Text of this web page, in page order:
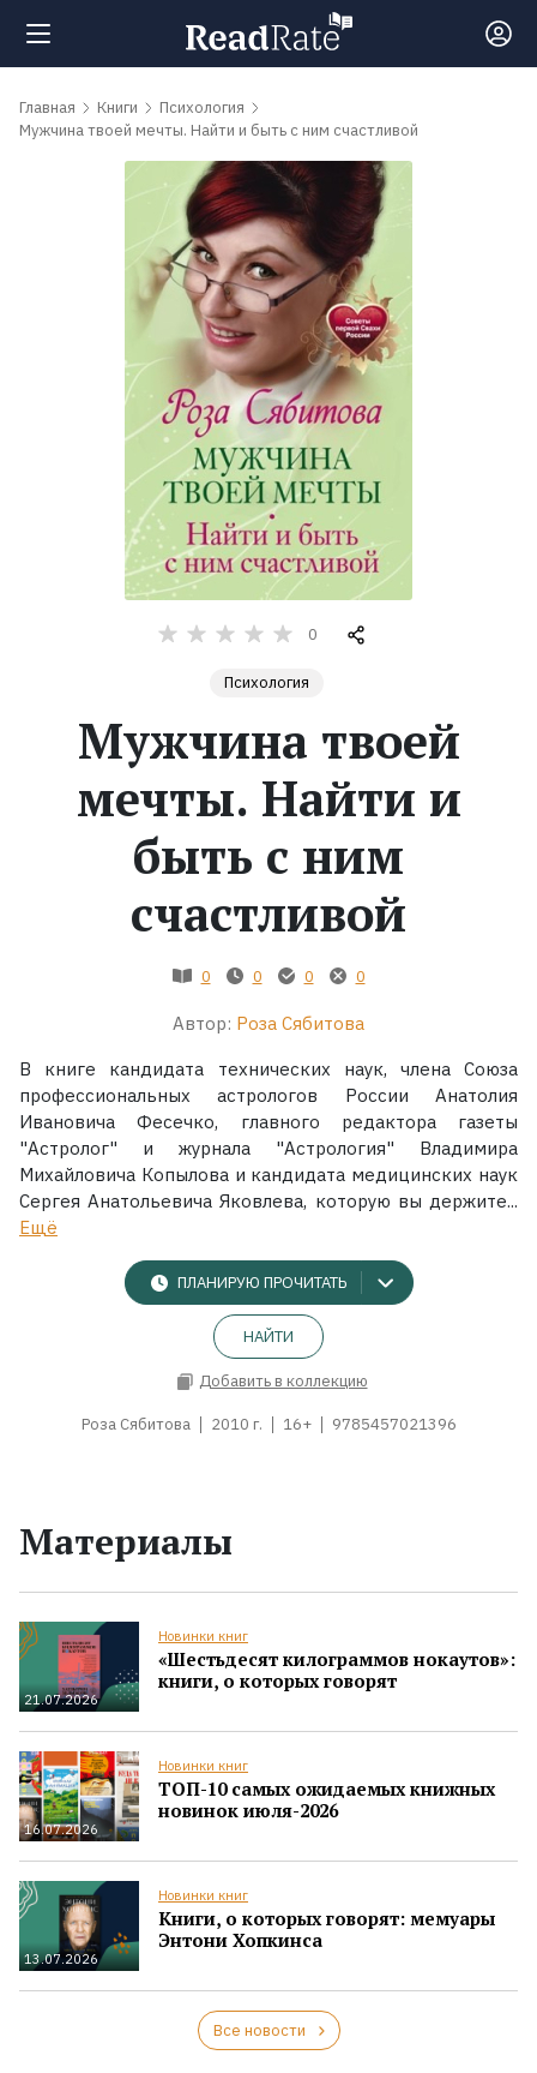
Поиск
обсуждаемые
Экранизации
Коллекции
Главная Книги
Психология
Мужчина твоей мечты. Найти и быть с ним счастливой
0
Психология
Мужчина твоей
мечты. Найти и
быть с ним
счастливой
0 0 0 0
Автор: Роза Сябитова
В книге кандидата технических наук, члена Союза
профессиональных астрологов России Анатолия
Ивановича Фесечко, главного редактора газеты
"Астролог" и журнала "Астрология" Владимира
Михайловича Копылова и кандидата медицинских наук
Сергея Анатольевича Яковлева, которую вы держите...
Ещё
ПЛАНИРУЮ ПРОЧИТАТЬ
НАЙТИ
Добавить в коллекцию
Роза Сябитова 2010 г. 16+ 9785457021396
Материалы
21.07.2026
Новинки книг
«Шестьдесят килограммов нокаутов»:
книги, о которых говорят
16.07.2026
Новинки книг
ТОП-10 самых ожидаемых книжных
новинок июля-2026
13.07.2026
Новинки книг
Книги, о которых говорят: мемуары
Энтони Хопкинса
Все новости